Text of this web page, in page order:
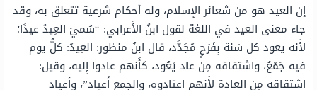
إن العيد هو من شعائر الإسلام، وله أحكام شرعية تتعلق به، وقد
جاء معنى العيد في اللغة لقول ابنُ الأَعرابي: “سُميَ العِيدُ عيدًا؛
لأَنه يعود كل سَنة بِفَرَحٍ مُجَدَّد، قال ابنُ منظور: العِيدُ: كلُّ يوم
فيه جَمْعٌ، واشتقاقه مِن عاد يَعُود، كأَنهم عادوا إِليه، وقيل:
اشتقاقه مِن العادة لأَنهم اعتادوه، والجمع أَعياد”، وأعياد